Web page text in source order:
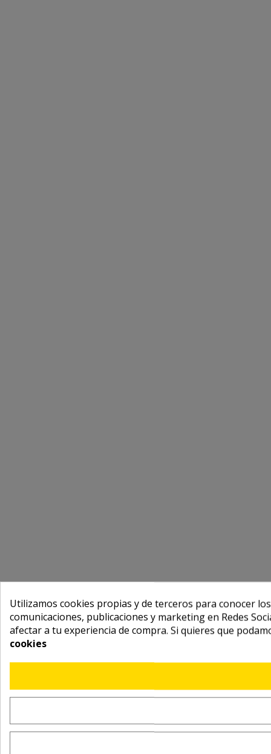
Utilizamos cookies propias y de terceros para conocer
comunicaciones, publicaciones y marketing en Redes
afectar a tu experiencia de compra. Si quieres que
cookies